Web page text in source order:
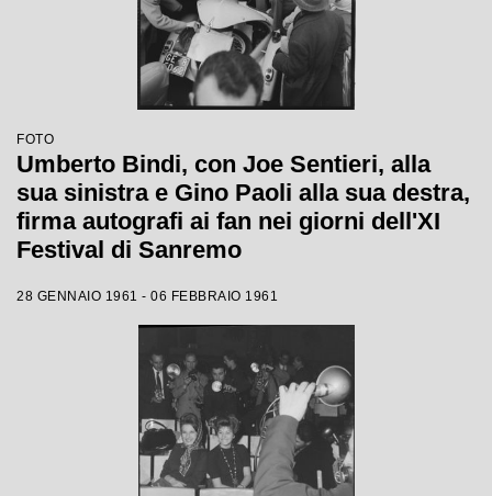
FOTO
Umberto Bindi, con Joe Sentieri, alla
sua sinistra e Gino Paoli alla sua destra,
firma autografi ai fan nei giorni dell'XI
Festival di Sanremo
28 GENNAIO 1961 - 06 FEBBRAIO 1961